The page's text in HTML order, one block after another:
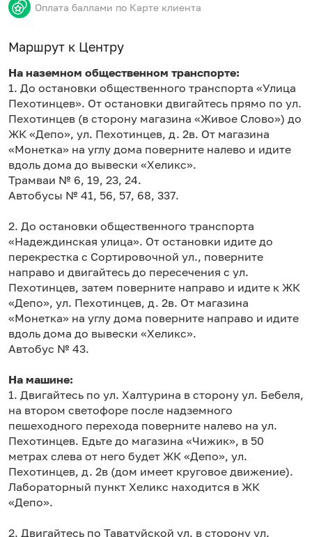
Оплата баллами по Карте клиента
Маршрут к Центру
На наземном общественном транспорте:
1. До остановки общественного транспорта «Улица
Пехотинцев». От остановки двигайтесь прямо по ул.
Пехотинцев (в сторону магазина «Живое Слово») до
ЖК «Депо», ул. Пехотинцев, д. 2в. От магазина
«Монетка» на углу дома поверните налево и идите
вдоль дома до вывески «Хеликс».
Трамваи № 6, 19, 23, 24.
Автобусы № 41, 56, 57, 68, 337.
2. До остановки общественного транспорта
«Надеждинская улица». От остановки идите до
перекрестка с Сортировочной ул., поверните
направо и двигайтесь до пересечения с ул.
Пехотинцев, затем поверните направо и идите к ЖК
«Депо», ул. Пехотинцев, д. 2в. От магазина
«Монетка» на углу дома поверните направо и идите
вдоль дома до вывески «Хеликс».
Автобус № 43.
На машине:
1. Двигайтесь по ул. Халтурина в сторону ул. Бебеля,
на втором светофоре после надземного
пешеходного перехода поверните налево на ул.
Пехотинцев. Едьте до магазина «Чижик», в 50
метрах слева от него будет ЖК «Депо», ул.
Пехотинцев, д. 2в (дом имеет круговое движение).
Лабораторный пункт Хеликс находится в ЖК
«Депо».
2. Двигайтесь по Таватуйской ул. в сторону ул.